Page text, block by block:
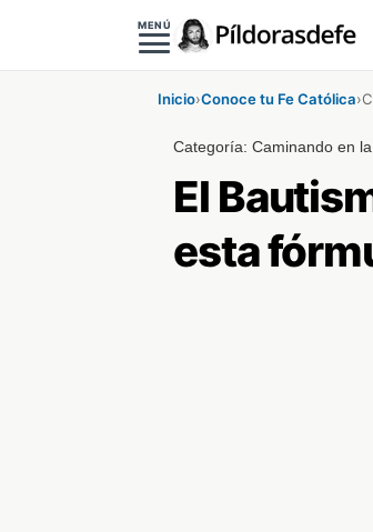
MENÚ
Inicio›Conoce tu Fe Católica›
Categoría:Caminando en
El
esta